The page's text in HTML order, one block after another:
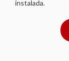
instalada.